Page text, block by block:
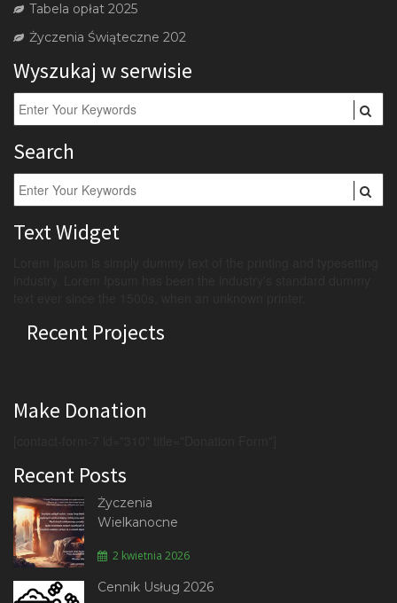
Tabela opłat 2025
Życzenia Świąteczne 202
Wyszukaj w serwisie
Search
Text Widget
Recent Projects
Make Donation
Recent Posts
Życzenia
Wielkanocne
2 kwietnia 2026
Cennik Usług 2026